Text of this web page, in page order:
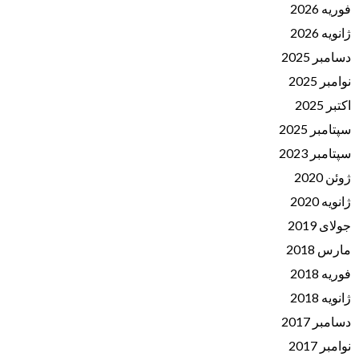
فوریه 2026
ژانویه 2026
دسامبر 2025
نوامبر 2025
اکتبر 2025
سپتامبر 2025
سپتامبر 2023
ژوئن 2020
ژانویه 2020
جولای 2019
مارس 2018
فوریه 2018
ژانویه 2018
دسامبر 2017
نوامبر 2017